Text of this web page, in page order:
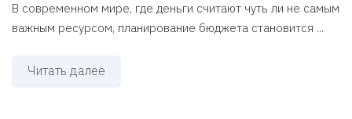
В современном мире, где деньги считают чуть ли не самым
важным ресурсом, планирование бюджета становится ...
Читать далее